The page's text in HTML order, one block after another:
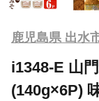
鹿児島県 出水
i1348-E 山
(140g×6P)